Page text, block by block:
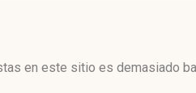
en este sitio es demasiado